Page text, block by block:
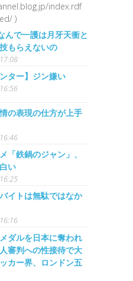
index.rdf
)
んで一護は月牙天衝と
もらえないの
ター】ジン嫌い
の表現の仕方が上手
「鉄鍋のジャン」、
い
イトは無駄ではなか
ダルを日本に奪われ
審判への性接待で大
カー界、ロンドン五